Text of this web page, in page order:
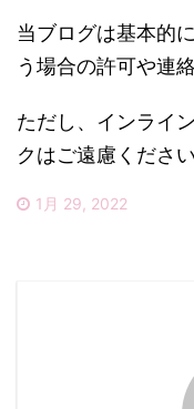
当ブログは基本的
う場合の許可や連
ただし、インライ
クはご遠慮ください
1月 29, 2022